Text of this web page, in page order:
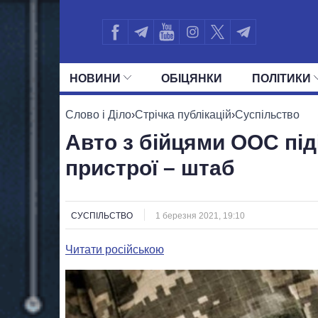
НОВИНИ ОБIЦЯНКИ ПОЛIТИКИ
УСІ ПОЛІТИКИ ПРЕЗИДЕНТ І ОФІС
Слово і Діло›Стрічка публікацій›Суспільство
Авто з бійцями ООС
пристрої – штаб
СУСПІЛЬСТВО 1 березня 2021, 19:10
Читати російською